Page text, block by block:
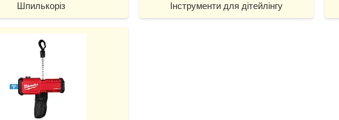
Шпилькоріз Інструменти для дітейлінгу